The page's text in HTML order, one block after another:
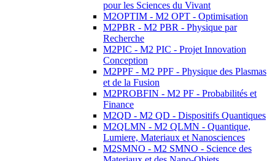
pour les Sciences du Vivant
M2OPTIM - M2 OPT - Optimisation
M2PBR - M2 PBR - Physique par
Recherche
M2PIC - M2 PIC - Projet Innovation
Conception
M2PPF - M2 PPF - Physique des Plasmas
et de la Fusion
M2PROBFIN - M2 PF - Probabilités et
Finance
M2QD - M2 QD - Dispositifs Quantiques
M2QLMN - M2 QLMN - Quantique,
Lumiere, Materiaux et Nanosciences
M2SMNO - M2 SMNO - Science des